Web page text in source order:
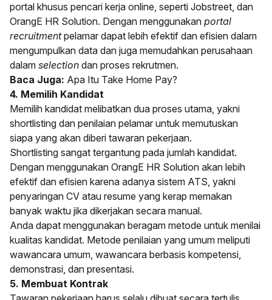
portal khusus pencari kerja online, seperti Jobstreet, dan
OrangE HR Solution. Dengan menggunakan portal
recruitmentpelamar dapat lebih efektif dan efisien dalam
mengumpulkan data dan juga memudahkan perusahaan
dalam selection dan proses rekrutmen.
Baca Juga: Apa Itu Take Home Pay?
4. Memilih Kandidat
Memilih kandidat melibatkan dua proses utama, yakni
shortlisting dan penilaian pelamar untuk memutuskan
siapa yang akan diberi tawaran pekerjaan.
Shortlisting sangat tergantung pada jumlah kandidat.
Dengan menggunakan OrangE HR Solution akan lebih
efektif dan efisien karena adanya sistem ATS, yakni
penyaringan CV atau resume yang kerap memakan
banyak waktu jika dikerjakan secara manual.
Anda dapat menggunakan beragam metode untuk menilai
kualitas kandidat. Metode penilaian yang umum meliputi
wawancara umum, wawancara berbasis kompetensi,
demonstrasi, dan presentasi.
5. Membuat Kontrak